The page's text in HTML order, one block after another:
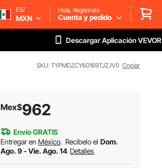
ES/
MXN
Hola, Regístrate
Cuenta y pedido
Descargar Aplicación VEVOR
SKU: TYPMDZCY60169TJZJV0 Copiar
Mex$962
Envío GRATIS
Entregar en México. Recíbelo el Dom.
Ago. 9 - Vie. Ago. 14 Detalles